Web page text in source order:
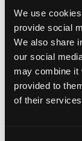
We use
provide social
We also share
our social
may combine it
provided to
of their